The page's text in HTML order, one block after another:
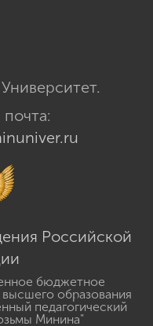
Российской
бюджетное
образования
педагогический
Минина"